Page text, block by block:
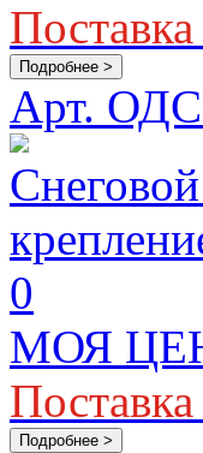
Поставка
Подробнее >
Арт.
0
МОЯ
Поставка
Подробнее >